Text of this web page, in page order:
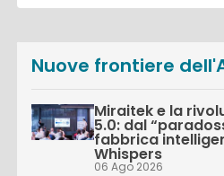
Nuove frontiere
Miraitek e la
5.0: dal
fabbrica
Whispers
06 Ago 2026